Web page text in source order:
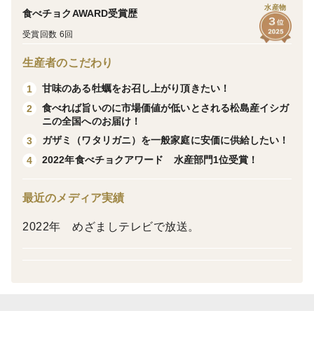
しかし！冷凍には冷凍ならではの最大のメリットがある
それは、「使いたいときに、必要な分だけすぐに使え
る」という【最強】の利便性です！💪🔥
💡 美味しく召し上がるためのポイント
常温や冷蔵庫でゆっくり解凍するのではなく、「水道水
の流水」で一気に一瞬で解凍してお召し上がりくださ
いただけます。
食べチョクAWARD受賞歴
受賞回数 6回
水産物
生産者のこだわり
1
甘味のある牡蠣をお召し上がり頂きたい！
2
食べれば旨いのに市場価値が低いとされる松島産イシガ
ニの全国へのお届け！
3
ガザミ（ワタリガニ）を一般家庭に安価に供給したい！
4
2022年食べチョクアワード 水産部門1位受賞！
最近のメディア実績
2022年 めざましテレビで放送。